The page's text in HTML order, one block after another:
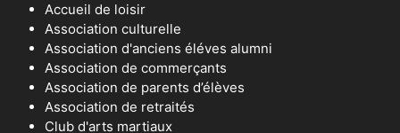
Accueil de loisir
Association culturelle
Association d'anciens éléves alumni
Association de commerçants
Association de parents d’élèves
Association de retraités
Club d'arts martiaux